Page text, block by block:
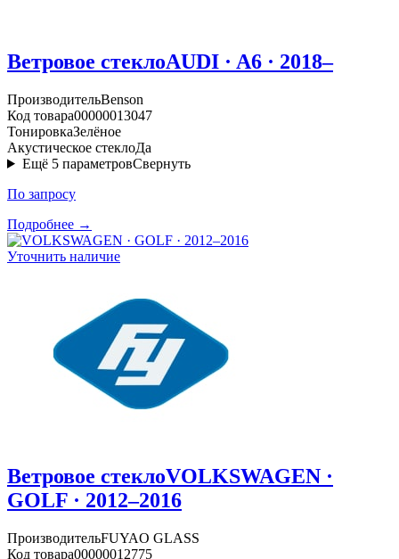
Ветровое стеклоAUDI · A6 · 2018–
ПроизводительBenson
Код товара00000013047
ТонировкаЗелёное
Акустическое стеклоДа
Ещё 5 параметровСвернуть
По запросу
Подробнее →
Уточнить наличие
Ветровое стеклоVOLKSWAGEN ·
GOLF · 2012–2016
ПроизводительFUYAO GLASS
Код товара00000012775